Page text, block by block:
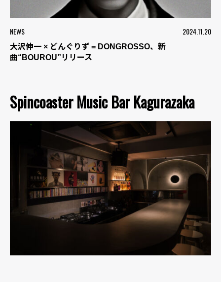
NEWS 2024.11.20
大沢伸一 × どんぐりず = DONGROSSO、新
曲“BOUROU”リリース
Spincoaster Music Bar Kagurazaka